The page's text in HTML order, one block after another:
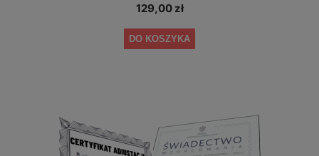
129,00 zł
DO KOSZYKA